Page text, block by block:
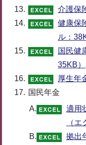
介護保
健康保
ル：
国民健
35KB）
厚生年
国民年金
A.
適用
（
B.
拠出